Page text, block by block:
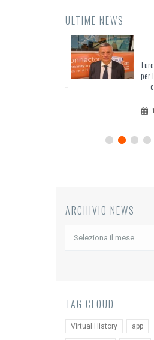
ULTIME NEWS
per
ARCHIVIO NEWS
TAG CLOUD
Virtual History app